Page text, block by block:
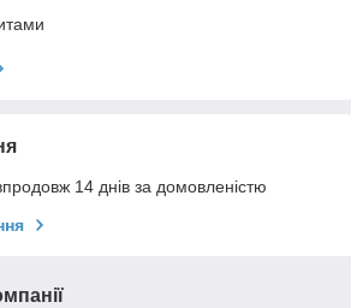
14 днів за домовленістю